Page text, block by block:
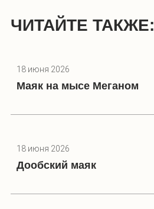
ЧИТАЙТЕ ТАКЖЕ:
18 июня 2026
Маяк на мысе Меганом
18 июня 2026
Дообский маяк